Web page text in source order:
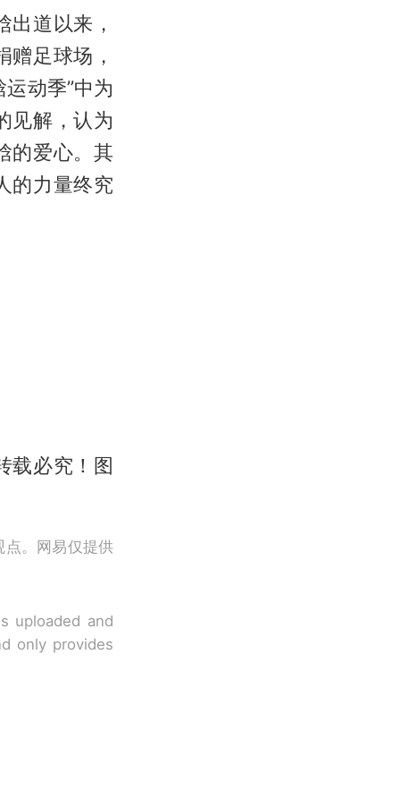
道以来，
足球场，
动季”中为
见解，认为
的爱心。其
的力量终究
载必究！图
点。网易仅提供
uploaded and
only provides